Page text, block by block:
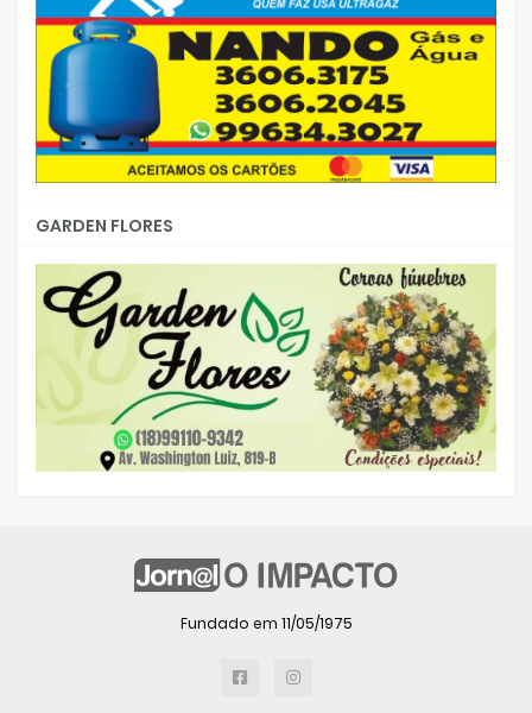
GARDEN FLORES
Fundado em 11/05/1975